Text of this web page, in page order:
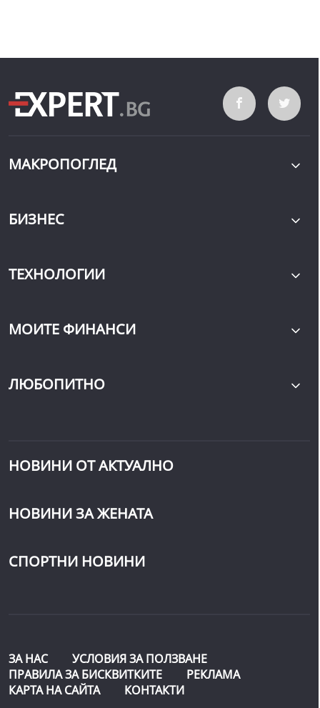
МАКРОПОГЛЕД
БИЗНЕС
ТЕХНОЛОГИИ
МОИТЕ ФИНАНСИ
ЛЮБОПИТНО
НОВИНИ ОТ АКТУАЛНО
НОВИНИ ЗА ЖЕНАТА
СПОРТНИ НОВИНИ
ЗА НАС
УСЛОВИЯ ЗА ПОЛЗВАНЕ
ПРАВИЛА ЗА БИСКВИТКИТЕ
РЕКЛАМА
КАРТА НА САЙТА
КОНТАКТИ